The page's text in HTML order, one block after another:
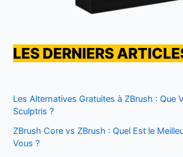
LES DERNIERS
Les Alternatives Gratuites à ZBrush : Que
Sculptris ?
ZBrush Core vs ZBrush : Quel Est le
Vous ?